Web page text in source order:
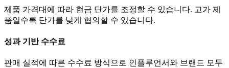
제품 가격대에 따라 현금 단가를 조정할 수 있습니다. 고가 제
품일수록 단가를 낮게 협의할 수 있습니다.
성과 기반 수수료
판매 실적에 따른 수수료 방식으로 인플루언서와 브랜드 모두